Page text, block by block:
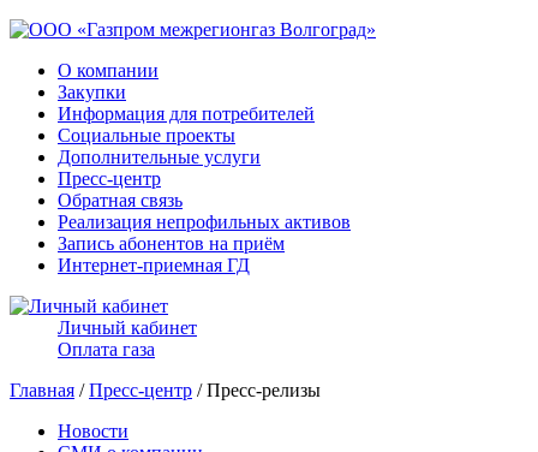
О компании
Закупки
Информация для потребителей
Социальные проекты
Дополнительные услуги
Пресс-центр
Обратная связь
Реализация непрофильных активов
Запись абонентов на приём
Интернет-приемная ГД
Личный кабинет
Оплата газа
Главная /Пресс-центр / Пресс-релизы
Новости